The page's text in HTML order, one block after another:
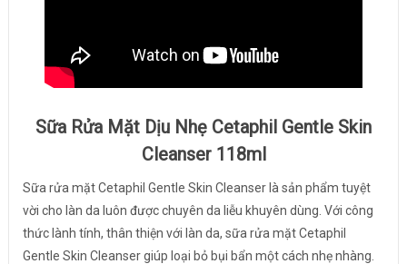
Sữa Rửa Mặt Dịu Nhẹ Cetaphil Gentle Skin
Cleanser 118ml
Sữa rửa mặt Cetaphil Gentle Skin Cleanser là sản phẩm tuyệt
vời cho làn da luôn được chuyên da liễu khuyên dùng. Với công
thức lành tính, thân thiện với làn da, sữa rửa mặt Cetaphil
Gentle Skin Cleanser giúp loại bỏ bụi bẩn một cách nhẹ nhàng.